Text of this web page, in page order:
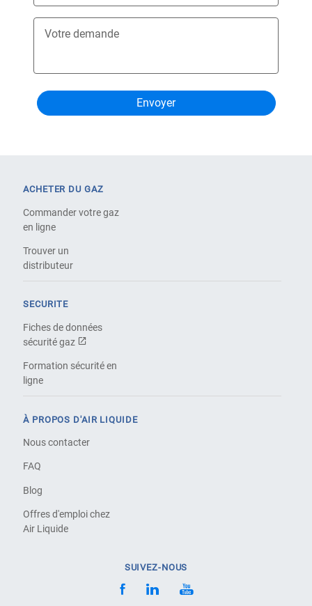
Votre demande
ACHETER DU GAZ
Commander votre gaz
en ligne
Trouver un
distributeur
SECURITE
Fiches de données
sécurité gaz
Formation sécurité en
ligne
À PROPOS D'AIR LIQUIDE
Nous contacter
FAQ
Blog
Offres d'emploi chez
Air Liquide
SUIVEZ-NOUS